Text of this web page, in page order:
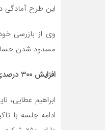
این طرح آمادگی
مسدود شدن
افزایش 300 درصدی کرایه حمل‌ونقل به افغانستان
ابراهیم عطایی،
ادامه جلسه با